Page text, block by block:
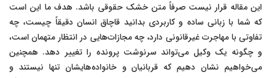
این مقاله قرار نیست صرفاً متن خشک حقوقی باشد. هدف ما این است
که شما با زبانی ساده و کاربردی بدانید قاچاق انسان دقیقاً چیست، چه
تفاوتی با مهاجرت غیرقانونی دارد، چه مجازات‌هایی در انتظار متهمان است،
و چگونه یک وکیل می‌تواند سرنوشت پرونده را تغییر دهد. همچنین
می‌خواهیم نشان دهیم که قربانیان و خانواده‌هایشان تنها نیستند و